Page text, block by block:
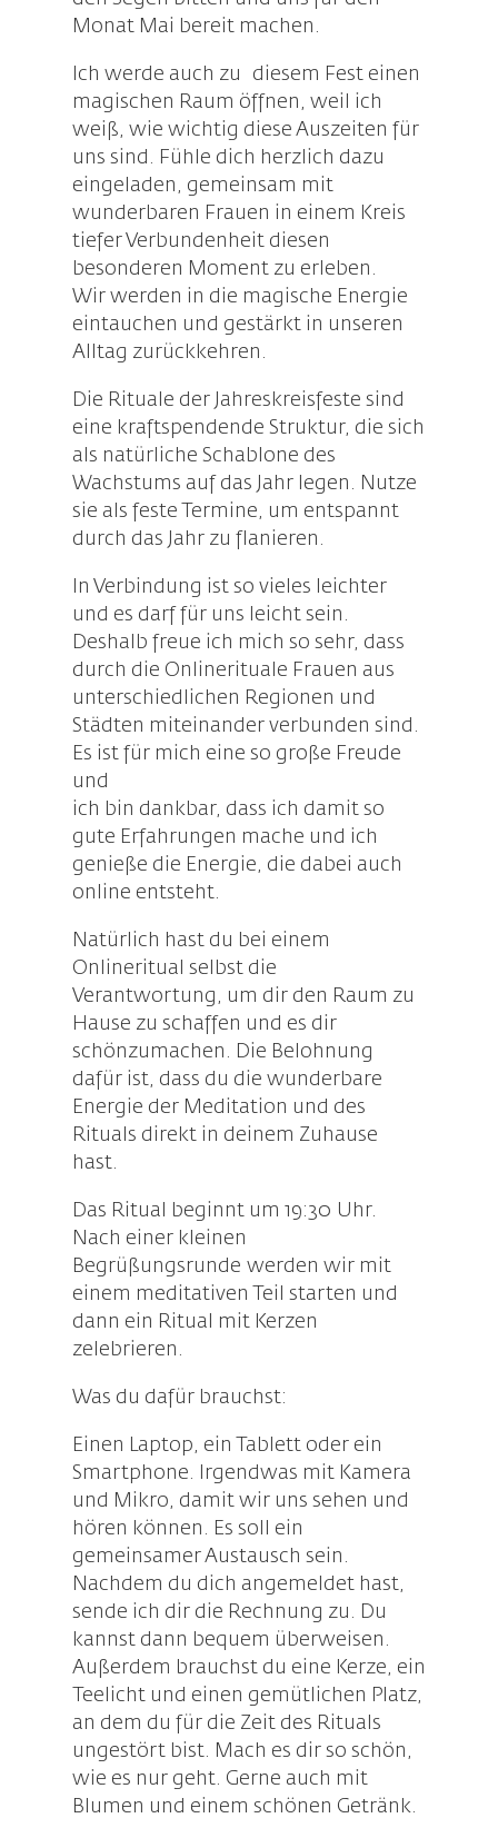
Monat Mai bereit machen.
Ich werde auch zu diesem Fest einen
magischen Raum öffnen, weil ich
weiß, wie wichtig diese Auszeiten für
uns sind. Fühle dich herzlich dazu
eingeladen, gemeinsam mit
wunderbaren Frauen in einem Kreis
tiefer Verbundenheit diesen
besonderen Moment zu erleben.
Wir werden in die magische Energie
eintauchen und gestärkt in unseren
Alltag zurückkehren.
Die Rituale der Jahreskreisfeste sind
eine kraftspendende Struktur, die sich
als natürliche Schablone des
Wachstums auf das Jahr legen. Nutze
sie als feste Termine, um entspannt
durch das Jahr zu flanieren.
In Verbindung ist so vieles leichter
und es darf für uns leicht sein.
Deshalb freue ich mich so sehr, dass
durch die Onlinerituale Frauen aus
unterschiedlichen Regionen und
Städten miteinander verbunden sind.
Es ist für mich eine so große Freude
und
ich bin dankbar, dass ich damit so
gute Erfahrungen mache und ich
genieße die Energie, die dabei auch
online entsteht.
Natürlich hast du bei einem
Onlineritual selbst die
Verantwortung, um dir den Raum zu
Hause zu schaffen und es dir
schönzumachen. Die Belohnung
dafür ist, dass du die wunderbare
Energie der Meditation und des
Rituals direkt in deinem Zuhause
hast.
Das Ritual beginnt um 19:30 Uhr.
Nach einer kleinen
Begrüßungsrunde werden wir mit
einem meditativen Teil starten und
dann ein Ritual mit Kerzen
zelebrieren.
Was du dafür brauchst:
Einen Laptop, ein Tablett oder ein
Smartphone. Irgendwas mit Kamera
und Mikro, damit wir uns sehen und
hören können. Es soll ein
gemeinsamer Austausch sein.
Nachdem du dich angemeldet hast,
sende ich dir die Rechnung zu. Du
kannst dann bequem überweisen.
Außerdem brauchst du eine Kerze, ein
Teelicht und einen gemütlichen Platz,
an dem du für die Zeit des Rituals
ungestört bist. Mach es dir so schön,
wie es nur geht. Gerne auch mit
Blumen und einem schönen Getränk.